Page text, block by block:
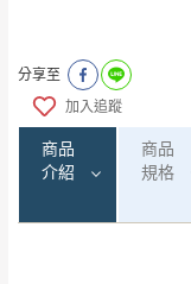
分享至
加入追蹤
商品
介紹
商品
規格